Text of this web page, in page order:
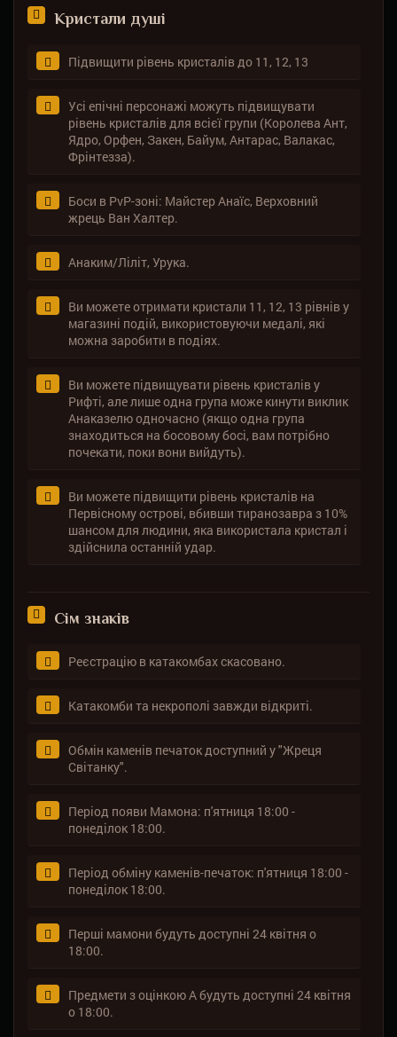
Кристали душі
Підвищити рівень кристалів до 11, 12, 13
Усі епічні персонажі можуть підвищувати
рівень кристалів для всієї групи (Королева Ант,
Ядро, Орфен, Закен, Байум, Антарас, Валакас,
Фрінтезза).
Боси в PvP-зоні: Майстер Анаїс, Верховний
жрець Ван Халтер.
Анаким/Ліліт, Урука.
Ви можете отримати кристали 11, 12, 13 рівнів у
магазині подій, використовуючи медалі, які
можна заробити в подіях.
Ви можете підвищувати рівень кристалів у
Рифті, але лише одна група може кинути виклик
Анаказелю одночасно (якщо одна група
знаходиться на босовому босі, вам потрібно
почекати, поки вони вийдуть).
Ви можете підвищити рівень кристалів на
Первісному острові, вбивши тиранозавра з 10%
шансом для людини, яка використала кристал і
здійснила останній удар.
Сім знаків
Реєстрацію в катакомбах скасовано.
Катакомби та некрополі завжди відкриті.
Обмін каменів печаток доступний у "Жреця
Світанку".
Період появи Мамона: п'ятниця 18:00 -
понеділок 18:00.
Період обміну каменів-печаток: п'ятниця 18:00 -
понеділок 18:00.
Перші мамони будуть доступні 24 квітня о
18:00.
Предмети з оцінкою А будуть доступні 24 квітня
о 18:00.